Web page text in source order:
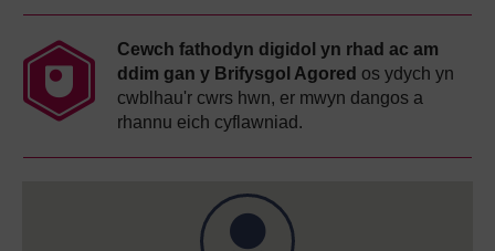
Cewch fathodyn digidol yn rhad ac am
ddim gan y Brifysgol Agored os ydych yn
cwblhau'r cwrs hwn, er mwyn dangos a
rhannu eich cyflawniad.